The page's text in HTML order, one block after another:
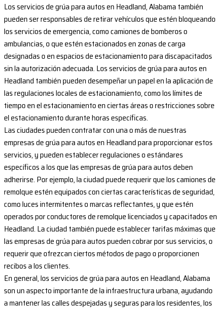
Los servicios de grúa para autos en Headland, Alabama también
pueden ser responsables de retirar vehículos que estén bloqueando
los servicios de emergencia, como camiones de bomberos o
ambulancias, o que estén estacionados en zonas de carga
designadas o en espacios de estacionamiento para discapacitados
sin la autorización adecuada. Los servicios de grúa para autos en
Headland también pueden desempeñar un papel en la aplicación de
las regulaciones locales de estacionamiento, como los límites de
tiempo en el estacionamiento en ciertas áreas o restricciones sobre
el estacionamiento durante horas específicas.
Las ciudades pueden contratar con una o más de nuestras
empresas de grúa para autos en Headland para proporcionar estos
servicios, y pueden establecer regulaciones o estándares
específicos a los que las empresas de grúa para autos deben
adherirse. Por ejemplo, la ciudad puede requerir que los camiones de
remolque estén equipados con ciertas características de seguridad,
como luces intermitentes o marcas reflectantes, y que estén
operados por conductores de remolque licenciados y capacitados en
Headland. La ciudad también puede establecer tarifas máximas que
las empresas de grúa para autos pueden cobrar por sus servicios, o
requerir que ofrezcan ciertos métodos de pago o proporcionen
recibos a los clientes.
En general, los servicios de grúa para autos en Headland, Alabama
son un aspecto importante de la infraestructura urbana, ayudando
a mantener las calles despejadas y seguras para los residentes, los